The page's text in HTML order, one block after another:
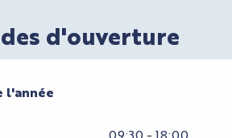
d'ouverture
l'année
l'année